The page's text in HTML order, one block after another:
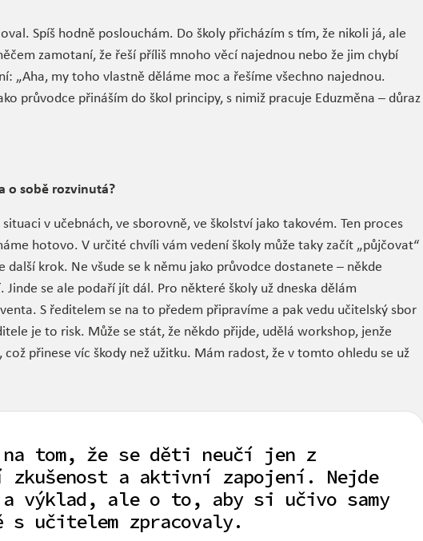
Spíš hodně poslouchám. Do školy přicházím s tím, že nikoli já, ale
zamotaní, že řeší příliš mnoho věcí najednou nebo že jim chybí
„Aha, my toho vlastně děláme moc a řešíme všechno najednou.
průvodce přináším do škol principy, s nimiž pracuje Eduzměna – důraz
o sobě rozvinutá?
v učebnách, ve sborovně, ve školství jako takovém. Ten proces
hotovo. V určité chvíli vám vedení školy může taky začít „půjčovat“
krok. Ne všude se k němu jako průvodce dostanete – někde
se ale podaří jít dál. Pro některé školy už dneska dělám
S ředitelem se na to předem připravíme a pak vedu učitelský sbor
je to risk. Může se stát, že někdo přijde, udělá workshop, jenže
přinese víc škody než užitku. Mám radost, že v tomto ohledu se už
tom, že se děti neučí jen z
a aktivní zapojení. Nejde
výklad, ale o to, aby si učivo samy
s učitelem zpracovaly.